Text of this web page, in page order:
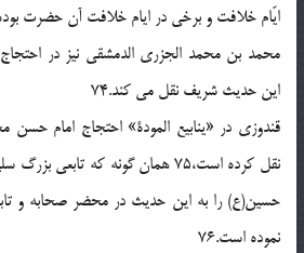
ايّام خلافت و برخى در ايام خلافت آن حضرت
محمد بن محمد الجزرى الدمشقى نيز در
اين حديث شريف نقل مى كند.74
قندوزى در «ينابيع المودة» احتجاج امام
نقل كرده است،75 همان گونه كه
حسين(ع) را به اين حديث در محضر صحابه و
نموده است.76